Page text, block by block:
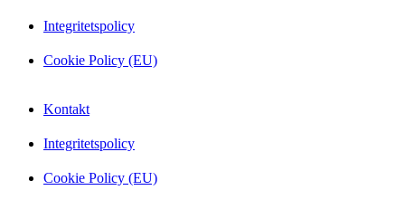
Integritetspolicy
Cookie Policy (EU)
Kontakt
Integritetspolicy
Cookie Policy (EU)